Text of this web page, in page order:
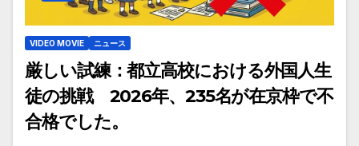
VIDEO MOVIE ニュース
厳しい試練：都立高校における外国人生
徒の挑戦 2026年、235名が在京枠で不
合格でした。